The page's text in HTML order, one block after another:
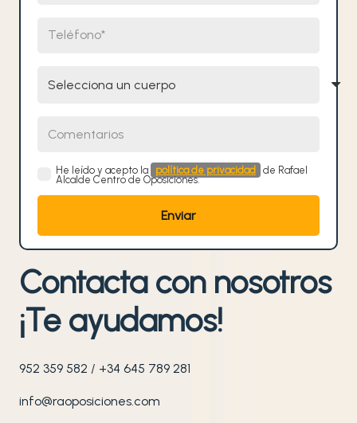
He leído y acepto la política de privacidad
de Rafael
Alcalde Centro de Oposiciones.
Contacta con nosotros
¡Te ayudamos!
952 359 582 / +34 645 789 281
info@raoposiciones.com